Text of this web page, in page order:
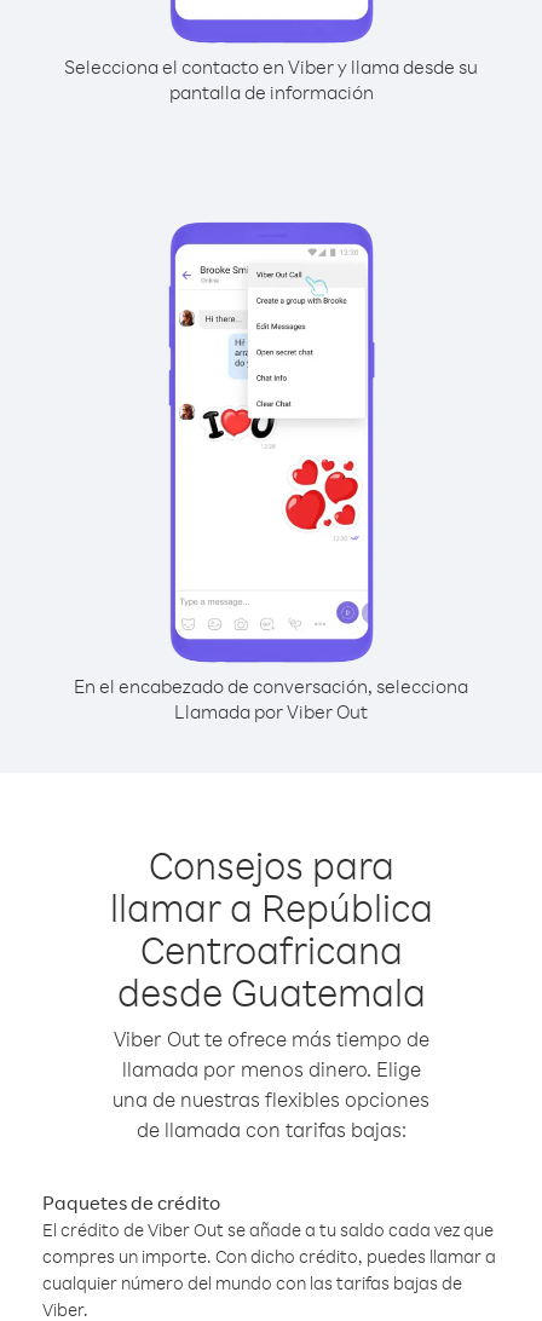
Selecciona el contacto en Viber y llama desde su
pantalla de información
En el encabezado de conversación, selecciona
Llamada por Viber Out
Consejos para
llamar a República
Centroafricana
desde Guatemala
Viber Out te ofrece más tiempo de
llamada por menos dinero. Elige
una de nuestras flexibles opciones
de llamada con tarifas bajas:
Paquetes de crédito
El crédito de Viber Out se añade a tu saldo cada vez que
compres un importe. Con dicho crédito, puedes llamar a
cualquier número del mundo con las tarifas bajas de
Viber.